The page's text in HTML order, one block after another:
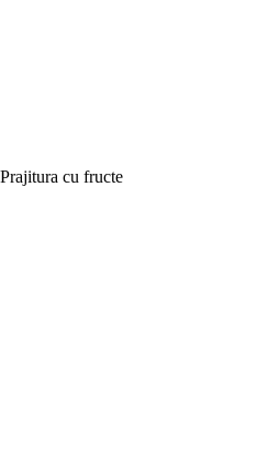
Prajitura cu fructe